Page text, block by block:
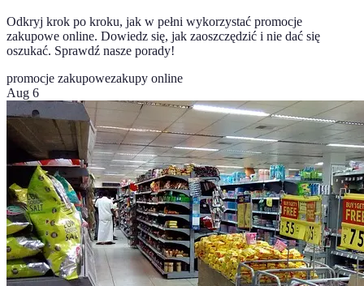
Odkryj krok po kroku, jak w pełni wykorzystać promocje
zakupowe online. Dowiedz się, jak zaoszczędzić i nie dać się
oszukać. Sprawdź nasze porady!
promocje zakupowezakupy online
Aug 6